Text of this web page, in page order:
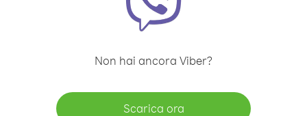
Non hai ancora Viber?
Scarica ora